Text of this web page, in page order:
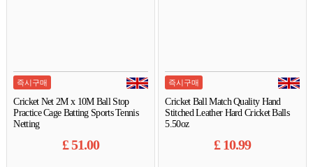
즉시구매
Cricket Net 2M x 10M Ball Stop
Practice Cage Batting Sports Tennis
Netting
£51.00
즉시구매
Cricket Ball Match Quality Hand
Stitched Leather Hard Cricket Balls
5.50oz
£10.99